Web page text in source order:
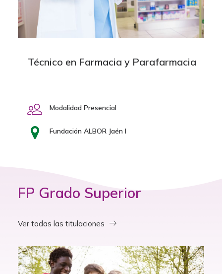
Técnico en Farmacia y Parafarmacia
Modalidad Presencial
Fundación ALBOR Jaén I
FP Grado Superior
Ver todas las titulaciones